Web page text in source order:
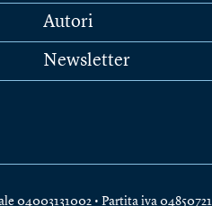
Autori
Newsletter
04003131002 • Partita iva